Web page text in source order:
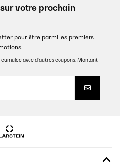
votre prochain
pour être parmi les premiers
avec d’autres coupons. Montant